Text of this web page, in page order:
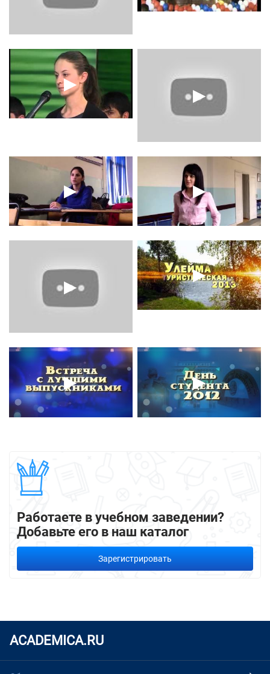
▶
▶
▶ ▶
▶
▶
▶ ▶
Работаете в учебном заведении?
Добавьте его в наш каталог
Зарегистрировать
ACADEMICA.RU